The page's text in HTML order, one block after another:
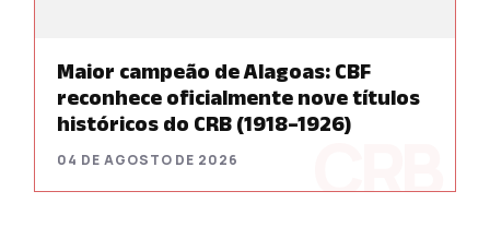
Maior campeão de Alagoas: CBF
reconhece oficialmente nove títulos
históricos do CRB (1918–1926)
04 DE AGOSTO DE 2026